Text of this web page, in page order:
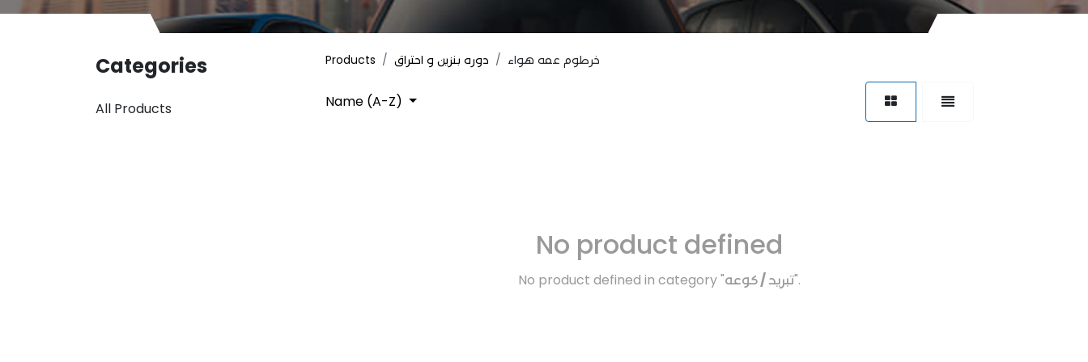
Categories
All Products
Products دوره بنزين و احتراق خرطوم عمه هواء
Name (A-Z)
No product defined
No product defined in category "تبريد / كوعه".